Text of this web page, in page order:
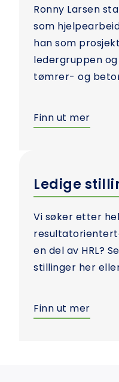
Ronny Larsen
som
han som
ledergruppen
tømrer- og
Finn ut mer
Ledige
Vi søker etter
en del av HRL?
stillinger her
Finn ut mer